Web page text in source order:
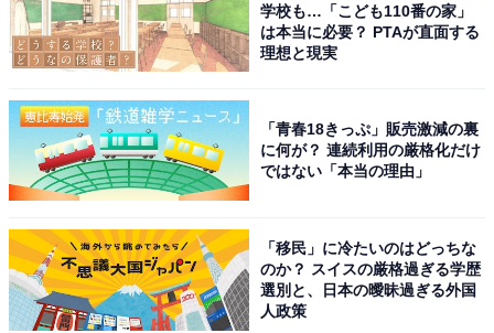
「企画／管理系」職種の平均年収ランキング！ 2位「知
的財産／特許（656万円）」、1位は？ 【2021年最新
・
「専門職」の平均年収ランキング！ 2位「業務改革コン
サルタント（667万円）」、1位は？ 【2021年最新版】
・
2021年最新版「50代以上の平均年収」ランキング！ ピ
ークは59歳の731万円、「年収1000万円以上」の割合
は？
・
学校も…「こども110番の家」
は本当に必要？ PTAが直面する
理想と現実
「青春18きっぷ」販売激減の裏
に何が？ 連続利用の厳格化だけ
ではない「本当の理由」
「移民」に冷たいのはどっちな
のか？ スイスの厳格過ぎる学歴
選別と、日本の曖昧過ぎる外国
人政策